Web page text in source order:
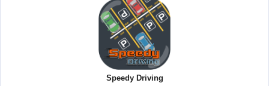
Speedy Driving